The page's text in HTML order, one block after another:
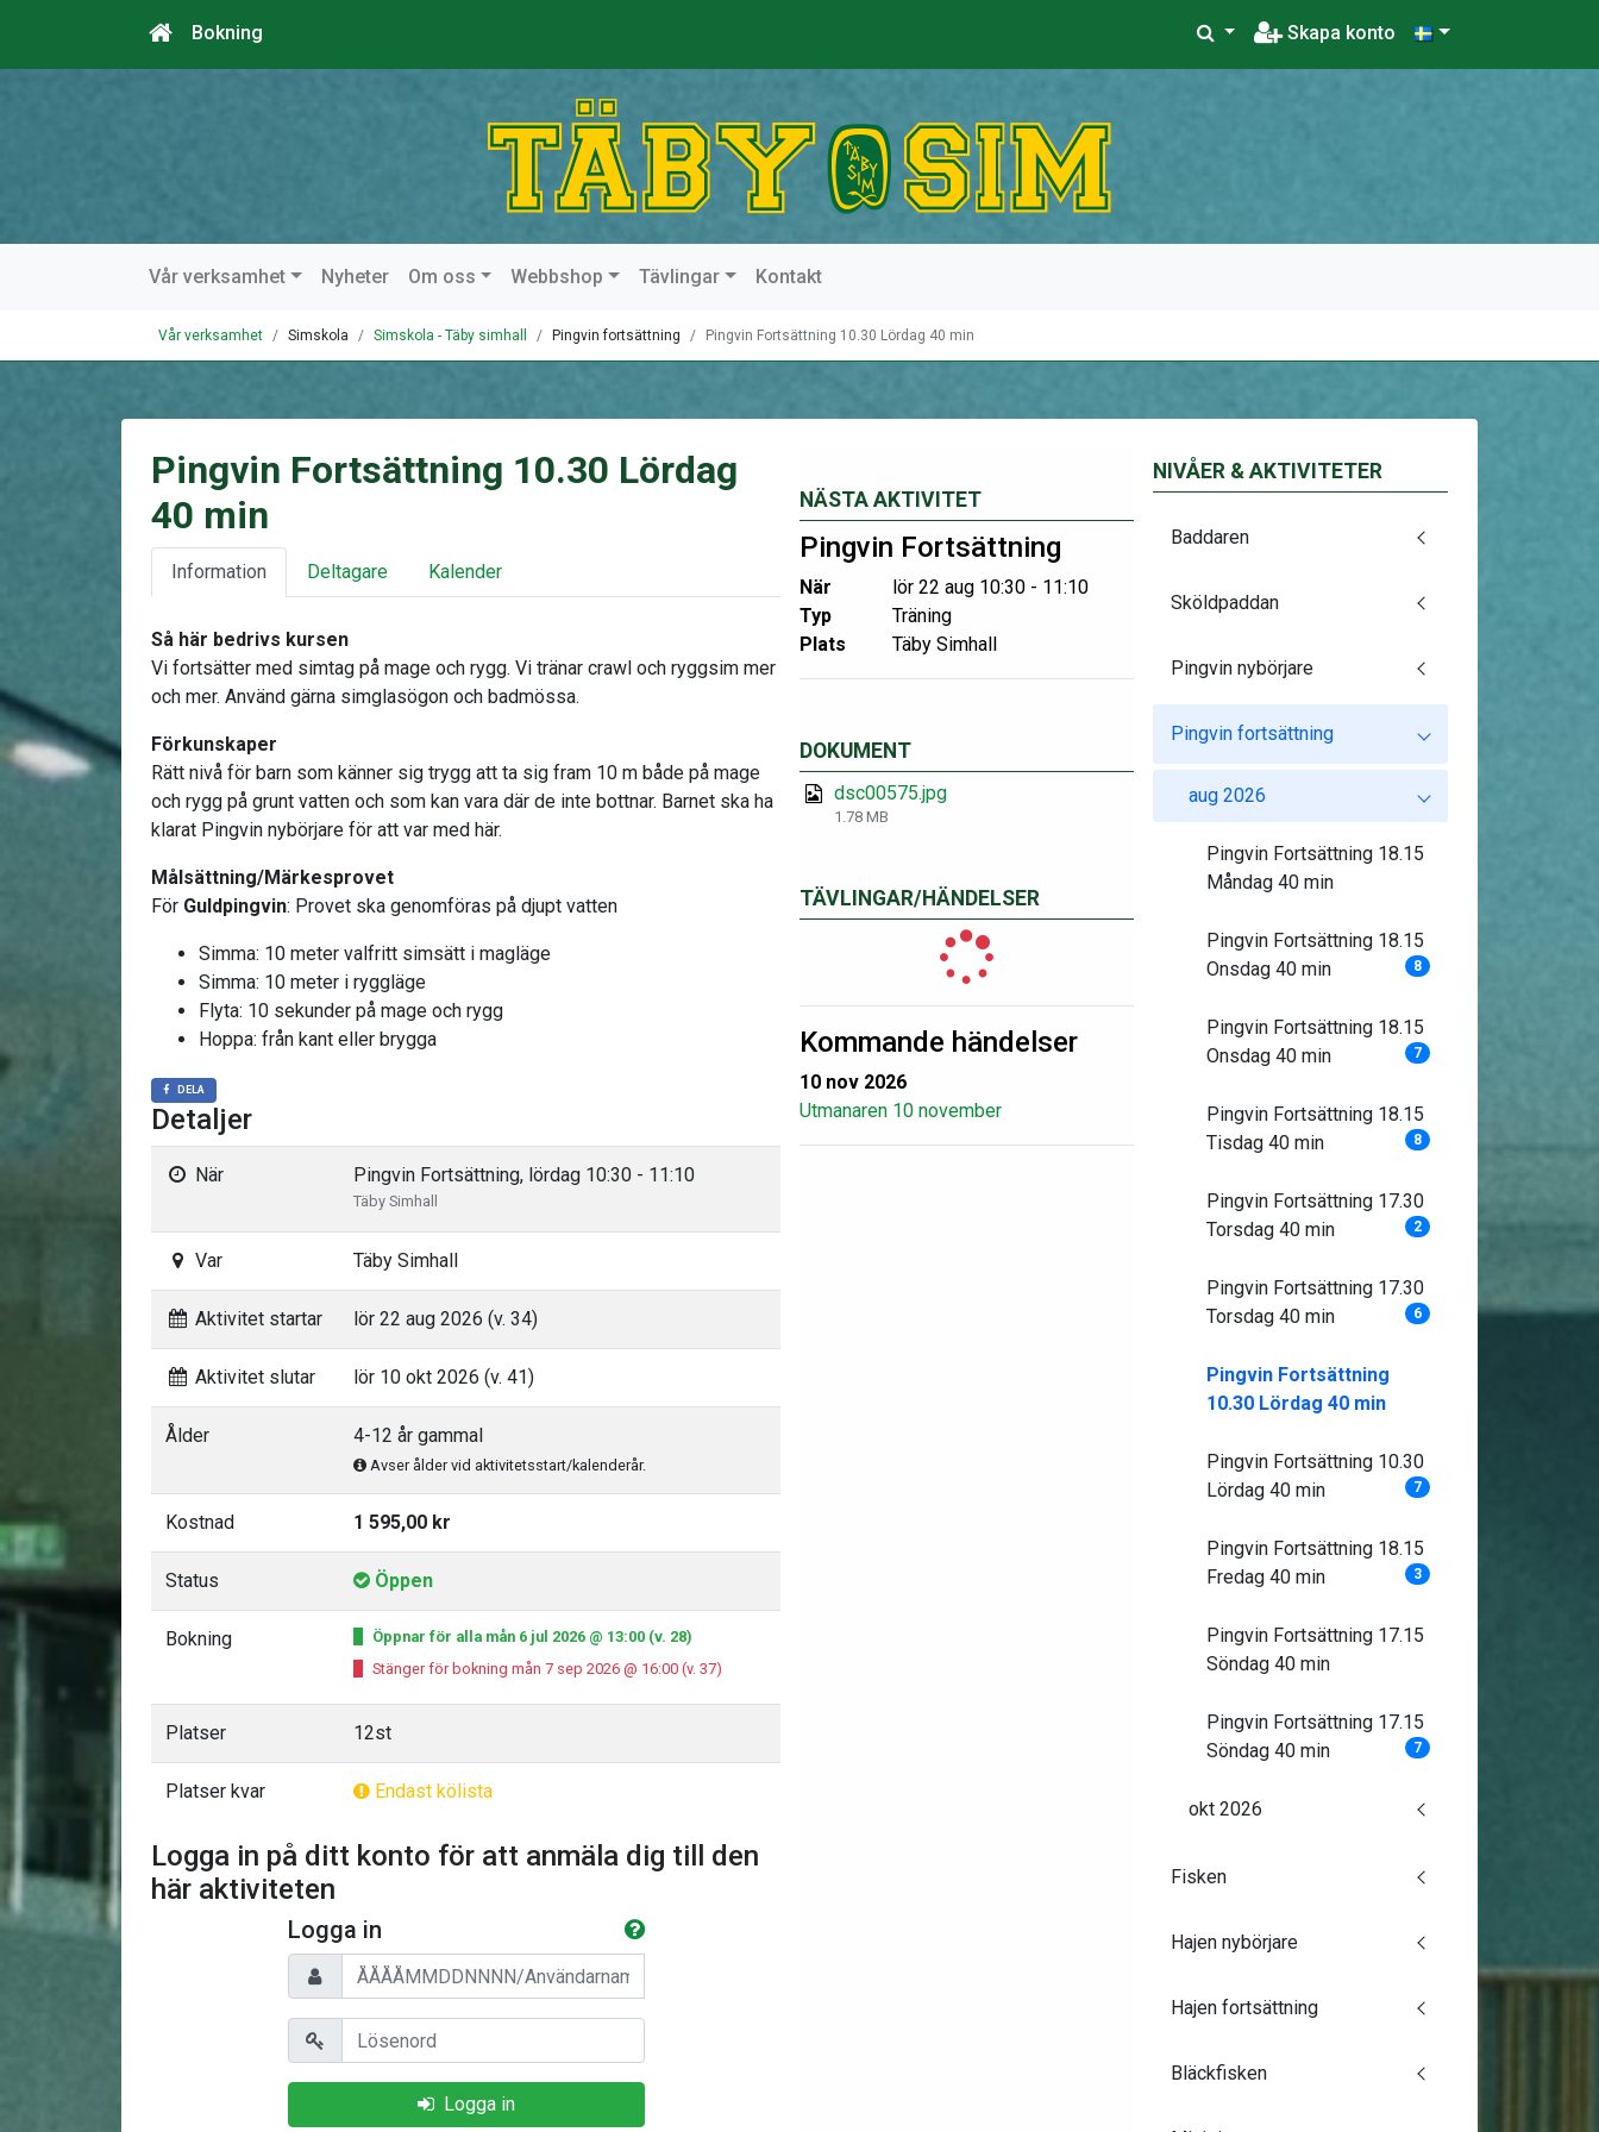
Bokning Skapa konto
Vår verksamhet Nyheter Om oss Webbshop Tävlingar Kontakt
Vår verksamhet Simskola Simskola - Täby simhall Pingvin fortsättning Pingvin Fortsättning 10.30 Lördag 40 min
NÄSTA AKTIVITET
Pingvin Fortsättning
När
lör 22 aug 10:30 - 11:10
Typ
Träning
Plats
Täby Simhall
DOKUMENT
dsc00575.jpg
1.78 MB
TÄVLINGAR/HÄNDELSER
Kommande händelser
10 nov 2026
Utmanaren 10 november
Pingvin Fortsättning 10.30 Lördag
40 min
Information Deltagare Kalender
Så här bedrivs kursen
Vi fortsätter med simtag på mage och rygg. Vi tränar crawl och ryggsim mer
och mer. Använd gärna simglasögon och badmössa.
Förkunskaper
Rätt nivå för barn som känner sig trygg att ta sig fram 10 m både på mage
och rygg på grunt vatten och som kan vara där de inte bottnar. Barnet ska ha
klarat Pingvin nybörjare för att var med här.
Målsättning/Märkesprovet
För Guldpingvin: Provet ska genomföras på djupt vatten
Simma: 10 meter valfritt simsätt i magläge
Simma: 10 meter i ryggläge
Flyta: 10 sekunder på mage och rygg
Hoppa: från kant eller brygga
DELA
Detaljer
När Pingvin Fortsättning, lördag 10:30 - 11:10
Täby Simhall
Var Täby Simhall
Aktivitet startar lör 22 aug 2026 (v. 34)
Aktivitet slutar lör 10 okt 2026 (v. 41)
Ålder 4-12 år gammal
Avser ålder vid aktivitetsstart/kalenderår.
Kostnad 1 595,00 kr
Status Öppen
Bokning
Öppnar för alla mån 6 jul 2026 @ 13:00 (v. 28)
Stänger för bokning mån 7 sep 2026 @ 16:00 (v. 37)
Platser 12st
Platser kvar Endast kölista
Logga in på ditt konto för att anmäla dig till den
här aktiviteten
Logga in
Personnummer/Användarnamn
Lösenord
Logga in
NIVÅER & AKTIVITETER
Baddaren
Sköldpaddan
Pingvin nybörjare
Pingvin fortsättning
aug 2026
Pingvin Fortsättning 18.15
Måndag 40 min
Pingvin Fortsättning 18.15
Onsdag 40 min
8
Pingvin Fortsättning 18.15
Onsdag 40 min
7
Pingvin Fortsättning 18.15
Tisdag 40 min
8
Pingvin Fortsättning 17.30
Torsdag 40 min
2
Pingvin Fortsättning 17.30
Torsdag 40 min
6
Pingvin Fortsättning
10.30 Lördag 40 min
Pingvin Fortsättning 10.30
Lördag 40 min
7
Pingvin Fortsättning 18.15
Fredag 40 min
3
Pingvin Fortsättning 17.15
Söndag 40 min
Pingvin Fortsättning 17.15
Söndag 40 min
7
okt 2026
Fisken
Hajen nybörjare
Hajen fortsättning
Bläckfisken